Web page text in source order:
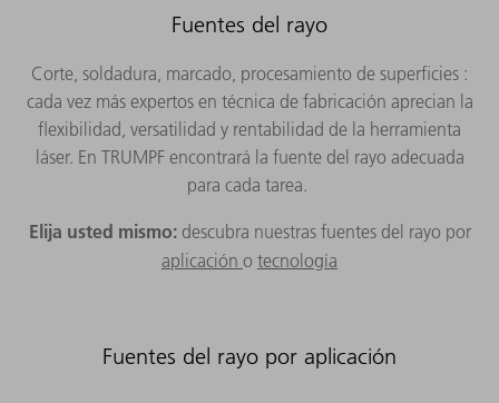
Fuentes del rayo
Corte, soldadura, marcado, procesamiento de superficies :
cada vez más expertos en técnica de fabricación aprecian la
flexibilidad, versatilidad y rentabilidad de la herramienta
láser. En TRUMPF encontrará la fuente del rayo adecuada
para cada tarea.
Elija usted mismo:descubra nuestras fuentes del rayo por
aplicación o tecnología
Fuentes del rayo por aplicación